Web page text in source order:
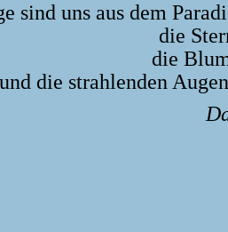
sind uns aus dem
die
die
und die strahlenden